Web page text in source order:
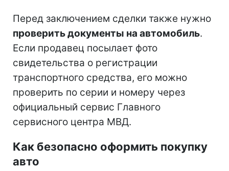
Перед заключением сделки также нужно
проверить документы на автомобиль.
Если продавец посылает фото
свидетельства о регистрации
транспортного средства, его можно
проверить по серии и номеру через
официальный сервис Главного
сервисного центра МВД.
Как безопасно оформить покупку
авто